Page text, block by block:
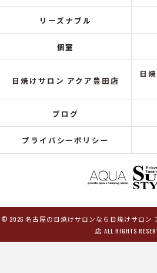
リーズナブル
個室
日焼けサロン アクア豊田店
日
ブログ
プライバシーポリシー
© 2026 名古屋の日焼けサロンなら日焼けサロン
店 ALL RIGHTS